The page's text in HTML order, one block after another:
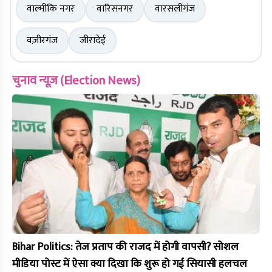
वाल्मीकि नगर वारिसनगर
वारसलीगंज
वज़ीरगंज
जीरादेई
चुनाव न्यूज़ (Election News)
Bihar Politics: तेज प्रताप की राजद में होगी वापसी? सोशल
मीडिया पोस्ट में ऐसा क्या दिखा कि शुरू हो गई सियासी हलचल